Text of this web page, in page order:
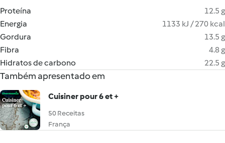
Proteína
12.5 g
Energia
1133 kJ / 270 kcal
Gordura
13.5 g
Fibra
4.8 g
Hidratos de carbono
22.5 g
Também apresentado em
Cuisiner pour 6 et +
50 Receitas
França